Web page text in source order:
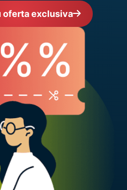
oferta exclusiva